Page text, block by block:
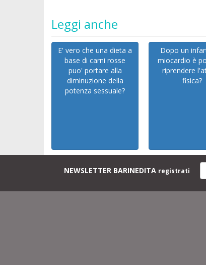
Leggi anche
E' vero che una dieta a
base di carni rosse
puo' portare alla
diminuzione della
potenza sessuale?
Dopo un
miocardio è
riprendere
fisica?
NEWSLETTER BARINEDITA registrati